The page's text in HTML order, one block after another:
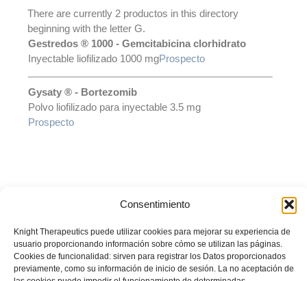
Consentimiento
Knight Therapeutics puede utilizar cookies para mejorar su experiencia de
usuario proporcionando información sobre cómo se utilizan las páginas.
Cookies de funcionalidad: sirven para registrar los Datos proporcionados
previamente, como su información de inicio de sesión. La no aceptación de
There are currently 2 productos in this directory
beginning with the letter G.
Gestredos ® 1000 - Gemcitabicina clorhidrato
Inyectable liofilizado 1000 mgProspecto
Gysaty ® - Bortezomib
Polvo liofilizado para inyectable 3.5 mg
Prospecto
© Laboratorio LKM S.A. Todos los derechos reservados. Prohibida su
presentada es desarrollada con un propósito informativo y no debe
ser utilizada para realizar diagnósticos o definir el tratamiento para
alguna condición médica. Recuerde siempre consultar sus
inquietudes con su médico tratante.